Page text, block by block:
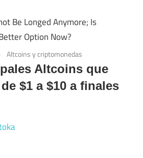
Altcoins y criptomonedas
Altcoins que
$1 a $10 a finales